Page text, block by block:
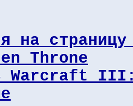
на
Throne
Warcraft